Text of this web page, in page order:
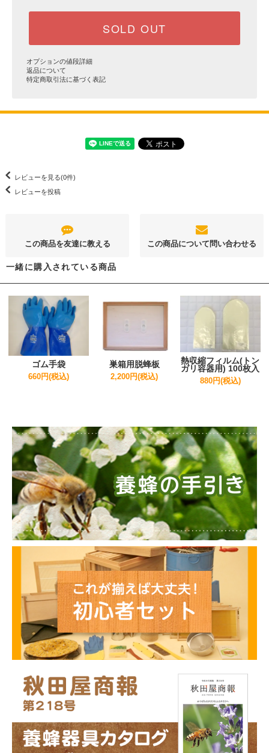
SOLD OUT
オプションの値段詳細
返品について
特定商取引法に基づく表記
レビューを見る(0件)
レビューを投稿
この商品を友達に教える この商品について問い合わせる
一緒に購入されている商品
ゴム手袋
660円(税込)
巣箱用脱蜂板
2,200円(税込)
熱収縮フィルム(トン
ガリ容器用) 100枚入
880円(税込)